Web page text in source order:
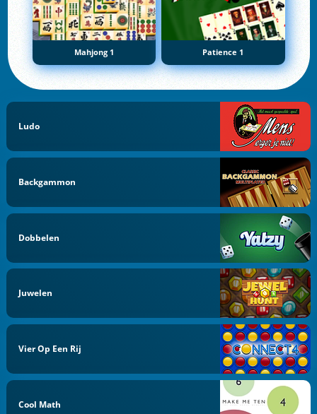
Mahjong 1 Patience 1
Ludo
Backgammon
Dobbelen
Juwelen
Vier Op Een Rij
Cool Math